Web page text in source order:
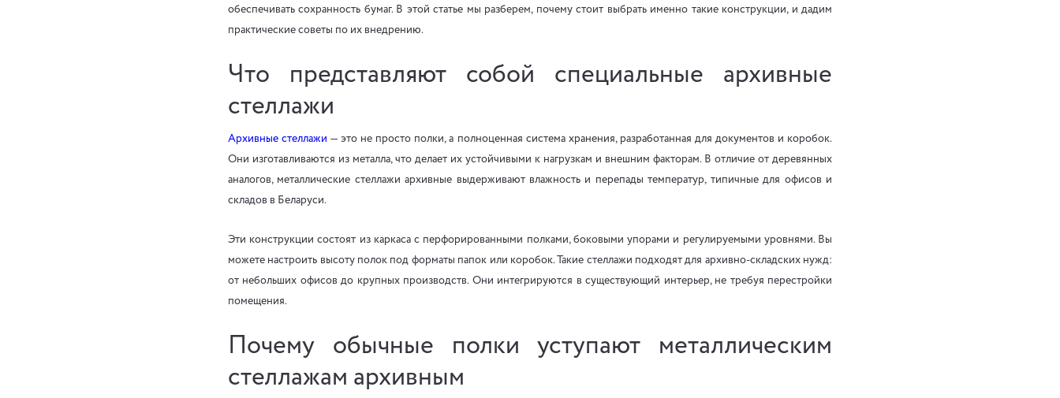
обеспечивать сохранность бумаг. В этой статье мы разберем, почему стоит выбрать именно такие конструкции, и дадим
практические советы по их внедрению.
Что представляют собой специальные архивные
стеллажи
Архивные стеллажи — это не просто полки, а полноценная система хранения, разработанная для документов и коробок.
Они изготавливаются из металла, что делает их устойчивыми к нагрузкам и внешним факторам. В отличие от деревянных
аналогов, металлические стеллажи архивные выдерживают влажность и перепады температур, типичные для офисов и
складов в Беларуси.
Эти конструкции состоят из каркаса с перфорированными полками, боковыми упорами и регулируемыми уровнями. Вы
можете настроить высоту полок под форматы папок или коробок. Такие стеллажи подходят для архивно-складских нужд:
от небольших офисов до крупных производств. Они интегрируются в существующий интерьер, не требуя перестройки
помещения.
Почему обычные полки уступают металлическим
стеллажам архивным